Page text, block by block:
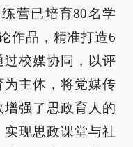
营已培育80名学
作品，精准打造6
校媒协同，以评
主体，将党媒传
强了思政育人的
现思政课堂与社